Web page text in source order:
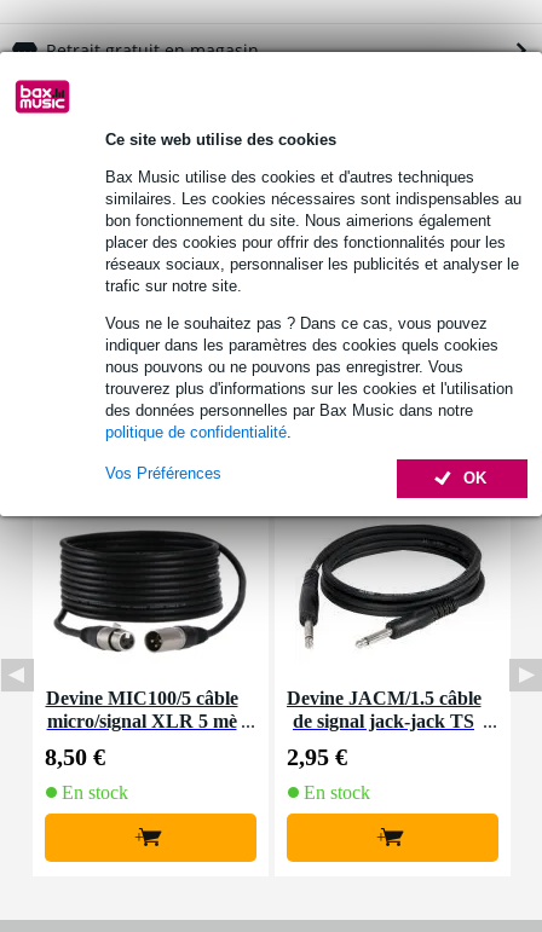
Ce site web utilise des cookies
Bax Music utilise des cookies et d'autres techniques
similaires. Les cookies nécessaires sont indispensables au
bon fonctionnement du site. Nous aimerions également
placer des cookies pour offrir des fonctionnalités pour les
réseaux sociaux, personnaliser les publicités et analyser le
trafic sur notre site.
Vous ne le souhaitez pas ? Dans ce cas, vous pouvez
indiquer dans les paramètres des cookies quels cookies
nous pouvons ou ne pouvons pas enregistrer. Vous
trouverez plus d'informations sur les cookies et l'utilisation
des données personnelles par Bax Music dans notre
politique de confidentialité
OK
Vos Préférences
Retrait gratuit en magasin
Informations
connectique
1x XLR asymétrique (canal 1)
3x jack 6,35 mm asymétrique (canal 2 / canal 3 / sortie)
2x RCA asymétrique mono (canal 4 / canal 5 / sortie)
4 x bouton de volume (pour chaque canal)
Afficher toutes les caractéristiques du produit
Accessoires (14)
Devine MIC100/5 câble
micro/signal XLR 5 mè
8,50 €
En stock
+
Devine JACM/1.5 câble
de signal jack-jack TS
2,95 €
En stock
+